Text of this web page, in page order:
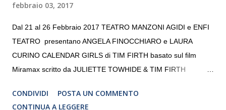
febbraio 03, 2017
Dal 21 al 26 Febbraio 2017 TEATRO MANZONI AGIDI e ENFI
TEATRO presentano ANGELA FINOCCHIARO e LAURA
CURINO CALENDAR GIRLS di TIM FIRTH basato sul film
Miramax scritto da JULIETTE TOWHIDE & TIM FIRTH
CRISTINA PEZZOLI
CONDIVIDI
POSTA UN COMMENTO
CONTINUA A LEGGERE